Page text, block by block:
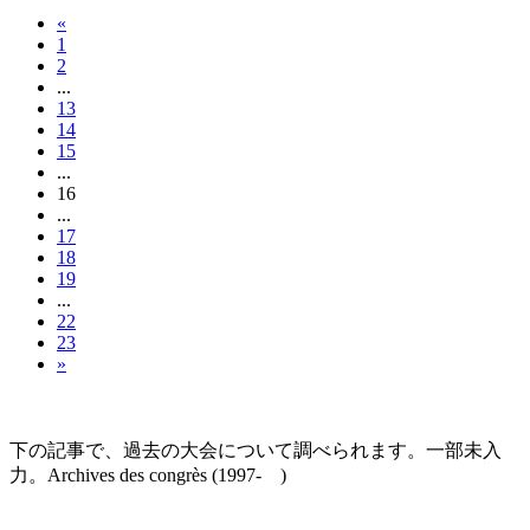
«
1
2
...
13
14
15
...
16
...
17
18
19
...
22
23
»
下の記事で、過去の大会について調べられます。一部未入
力。Archives des congrès (1997- )